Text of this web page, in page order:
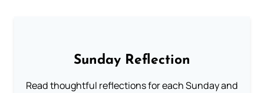
Sunday Reflection
Read thoughtful reflections for each Sunday and